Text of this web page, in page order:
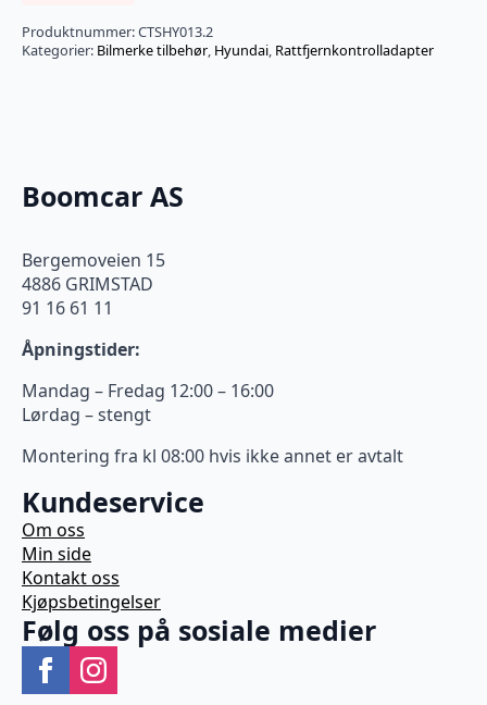
Produktnummer:CTSHY013.2
Kategorier: Bilmerke tilbehør, Hyundai, Rattfjernkontrolladapter
Boomcar AS
Bergemoveien 15
4886 GRIMSTAD
91 16 61 11
Åpningstider:
Mandag – Fredag 12:00 – 16:00
Lørdag – stengt
Montering fra kl 08:00 hvis ikke annet er avtalt
Kundeservice
Om oss
Min side
Kontakt oss
Kjøpsbetingelser
Følg oss på sosiale medier